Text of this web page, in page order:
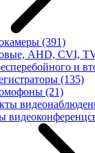
(391)
AHD, CVI,
и
(135)
(21)